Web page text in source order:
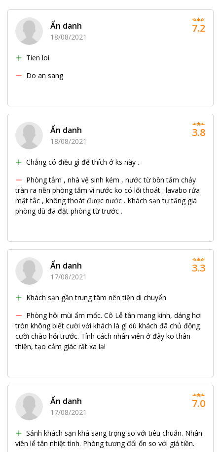
Ẩn danh
18/08/2021
Tien loi
Do an sang
7.2
Ẩn danh
18/08/2021
Chẳng có điều gì để thích ở ks này .
Phòng tắm , nhà vệ sinh kém , nước từ bồn tắm chảy
tràn ra nền phòng tắm vì nước ko có lối thoát . lavabo rửa
mặt tắc , không thoát được nước . Khách sạn tự tăng giá
phòng dù đã đặt phòng từ trước .
3.8
Ẩn danh
17/08/2021
Khách sạn gần trung tâm nên tiện di chuyển
Phòng hôi mùi ẩm mốc. Cô Lễ tân mang kính, dáng hơi
tròn không biết cười với khách là gì dù khách đã chủ động
cười chào hỏi trước. Tính cách nhân viên ở đây ko thân
thiện, tạo cảm giác rất xa lạ!
3.3
Ẩn danh
17/08/2021
Sảnh khách sạn khá sang trọng so với tiêu chuẩn. Nhân
viên lể tân nhiệt tình. Phòng tương đối ổn so với giá tiền.
7.0